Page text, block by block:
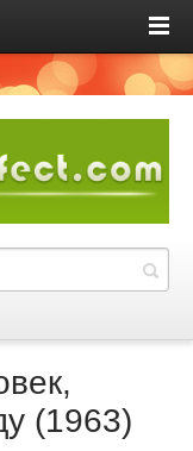
(1963)